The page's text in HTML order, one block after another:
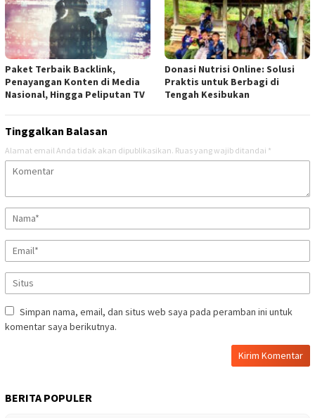
Paket Terbaik Backlink,
Penayangan Konten di Media
Nasional, Hingga Peliputan TV
Donasi Nutrisi Online: Solusi
Praktis untuk Berbagi di
Tengah Kesibukan
Tinggalkan Balasan
Alamat email Anda tidak akan dipublikasikan. Ruas yang wajib ditandai *
Simpan nama, email, dan situs web saya pada peramban ini untuk
komentar saya berikutnya.
BERITA POPULER